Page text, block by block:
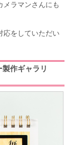
メラマンさんにも
応をしていただい
作ギャラリ